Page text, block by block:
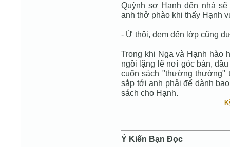
Quỳnh sợ Hạnh đến nhà
anh thở phào khi thấy Hạnh
- Ừ thôi, đem đến lớp cũng
Trong khi Nga và Hạnh hào
ngồi lặng lẽ nơi góc bàn,
cuốn sách "thường thường"
sắp tới anh phải để dành
sách cho Hạnh.
Ý Kiến Bạn Ðọc